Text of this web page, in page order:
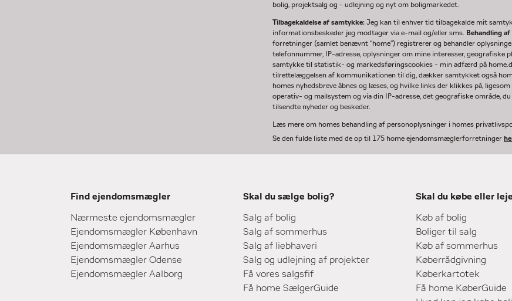
bolig, projektsalg og - udlejning og nyt om boligmarkedet.
Tilbagekaldelse af samtykke:Jeg kan til enhver tid tilbagekalde mit
informationsbeskeder jeg modtager via e-mail og/eller sms. Behandling
forretninger (samlet benævnt "home") registrerer og behandler
telefonnummer, IP-adresse, oplysninger om mine interesser, geografiske
samtykke til statistik- og markedsføringscookies - min adfærd på
tilrettelæggelsen af kommunikationen til dig, dækker samtykket også
homes nyhedsbreve åbnes og læses, og hvilke links der klikkes på,
operativ- og mailsystem og via din IP-adresse, det geografiske område,
tilsendte nyheder og beskeder.
Læs mere om homes behandling af personoplysninger i homes
Se den fulde liste med de op til 175 home ejendomsmæglerforretninger
Find ejendomsmægler
Nærmeste ejendomsmægler
Ejendomsmægler København
Ejendomsmægler Aarhus
Ejendomsmægler Odense
Ejendomsmægler Aalborg
Skal du sælge bolig?
Salg af bolig
Salg af sommerhus
Salg af liebhaveri
Salg og udlejning af projekter
Få vores salgsfif
Få home SælgerGuide
Skal du købe eller
Køb af bolig
Boliger til salg
Køb af sommerhus
Køberrådgivning
Køberkartotek
Få home KøberGuide